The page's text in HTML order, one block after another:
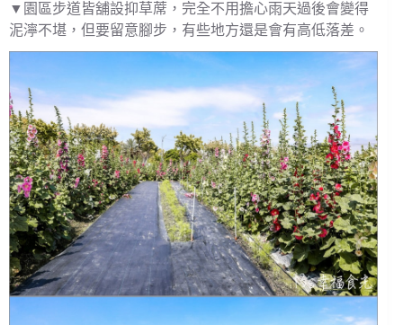
▼園區步道皆舖設抑草蓆，完全不用擔心雨天過後會變得
泥濘不堪，但要留意腳步，有些地方還是會有高低落差。